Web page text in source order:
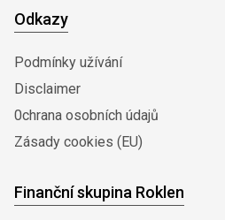
Odkazy
Podmínky užívání
Disclaimer
0chrana osobních údajů
Zásady cookies (EU)
Finanční skupina Roklen